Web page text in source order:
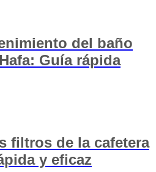
del baño
Guía rápida
filtros de la cafetera
y eficaz